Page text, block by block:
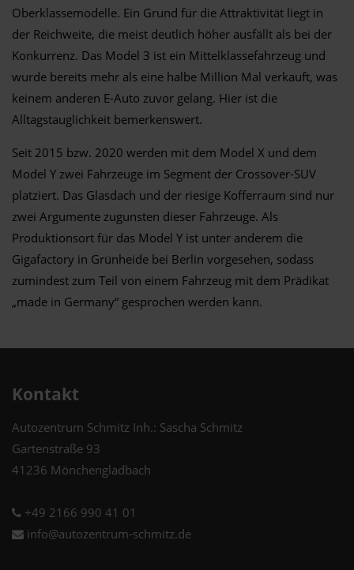
Oberklassemodelle. Ein Grund für die Attraktivität liegt in
der Reichweite, die meist deutlich höher ausfällt als bei der
Konkurrenz. Das Model 3 ist ein Mittelklassefahrzeug und
wurde bereits mehr als eine halbe Million Mal verkauft, was
keinem anderen E-Auto zuvor gelang. Hier ist die
Alltagstauglichkeit bemerkenswert.
Seit 2015 bzw. 2020 werden mit dem Model X und dem
Model Y zwei Fahrzeuge im Segment der Crossover-SUV
platziert. Das Glasdach und der riesige Kofferraum sind nur
zwei Argumente zugunsten dieser Fahrzeuge. Als
Produktionsort für das Model Y ist unter anderem die
Gigafactory in Grünheide bei Berlin vorgesehen, sodass
zumindest zum Teil von einem Fahrzeug mit dem Prädikat
„made in Germany“ gesprochen werden kann.
Kontakt
Autozentrum Schmitz Inh.: Sascha Schmitz
Gartenstraße 93
41236 Mönchengladbach
+49 2166 990 41 01
info@autozentrum-schmitz.de